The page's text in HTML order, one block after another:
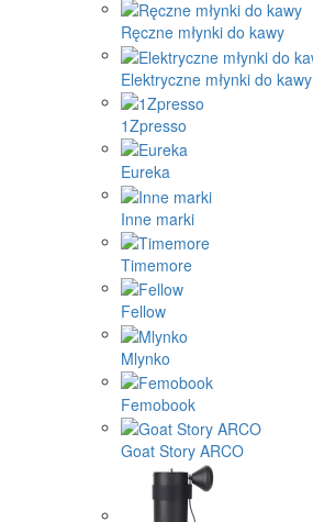
Ręczne młynki do kawy
Elektryczne młynki do kawy
1Zpresso
Eureka
Inne marki
Timemore
Fellow
Mlynko
Femobook
Goat Story ARCO